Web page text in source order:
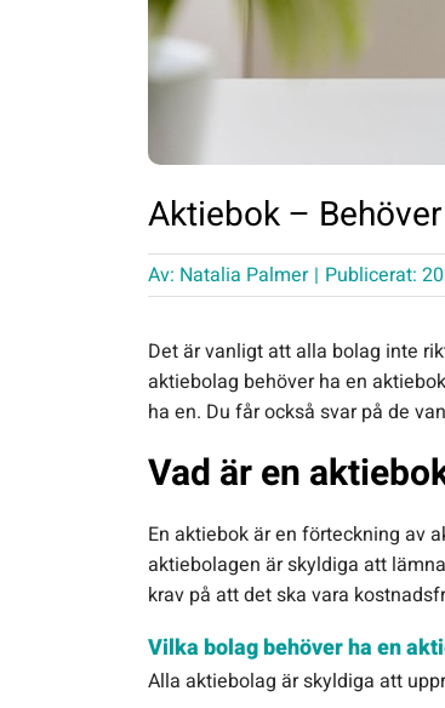
Aktiebok –
Av: Natalia Palmer | Publicerat:
Det är vanligt att alla bolag inte
aktiebolag behöver ha en
ha en. Du får också svar på de
Vad är en
En aktiebok är en förteckning av
aktiebolagen är skyldiga att
krav på att det ska vara
Vilka bolag behöver ha en
Alla aktiebolag är skyldiga att